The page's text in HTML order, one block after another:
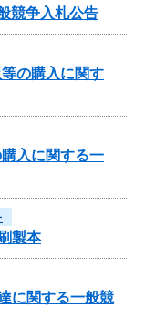
競争入札公告
の購入に関す
入に関する一
製本
に関する一般競